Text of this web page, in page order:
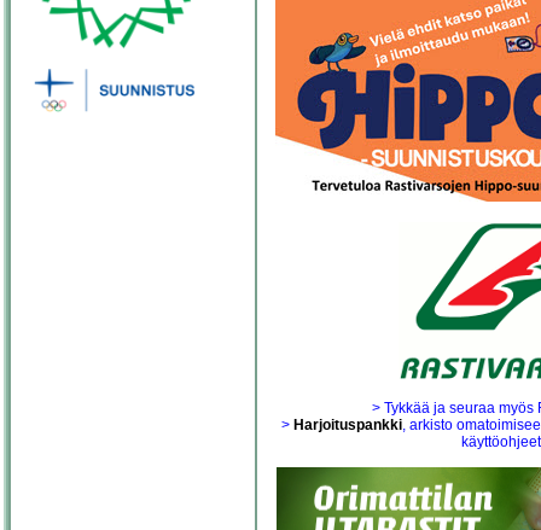
> Tykkää ja seuraa myös
> Harjoituspankki , arkisto
käyttöohjeet